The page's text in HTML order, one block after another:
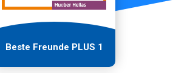
Beste Freunde PLUS 1